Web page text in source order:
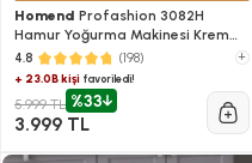
Homend Profashion 3082H
Hamur Yoğurma Makinesi Krem
1200W 5,2L
4.8 (198)
+
+ 23.0B kişi favoriledi!
5.999 TL %33
3.999 TL